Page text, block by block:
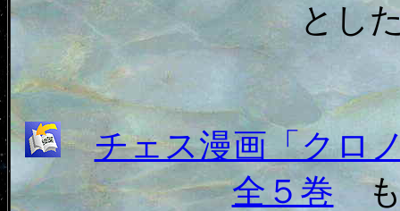
とし
チェス漫画「クロ
全５巻